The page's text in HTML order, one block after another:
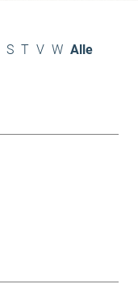
S T V W Alle